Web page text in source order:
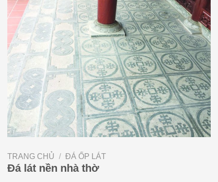
TRANG CHỦ / ĐÁ ỐP LÁT
Đá lát nền nhà thờ